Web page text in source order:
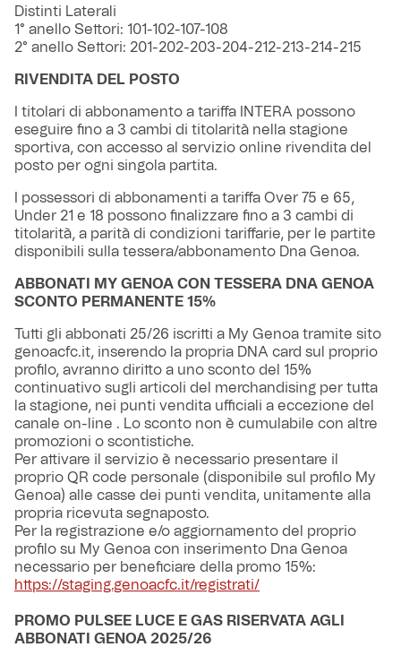
Distinti Laterali
1° anello Settori: 101-102-107-108
2° anello Settori: 201-202-203-204-212-213-214-215
RIVENDITA DEL POSTO
I titolari di abbonamento a tariffa INTERA possono
eseguire fino a 3 cambi di titolarità nella stagione
sportiva, con accesso al servizio online rivendita del
posto per ogni singola partita.
I possessori di abbonamenti a tariffa Over 75 e 65,
Under 21 e 18 possono finalizzare fino a 3 cambi di
titolarità, a parità di condizioni tariffarie, per le partite
disponibili sulla tessera/abbonamento Dna Genoa.
ABBONATI MY GENOA CON TESSERA DNA GENOA
SCONTO PERMANENTE 15%
Tutti gli abbonati 25/26 iscritti a My Genoa tramite sito
genoacfc.it, inserendo la propria DNA card sul proprio
profilo, avranno diritto a uno sconto del 15%
continuativo sugli articoli del merchandising per tutta
la stagione, nei punti vendita ufficiali a eccezione del
canale on-line . Lo sconto non è cumulabile con altre
promozioni o scontistiche.
Per attivare il servizio è necessario presentare il
proprio QR code personale (disponibile sul profilo My
Genoa) alle casse dei punti vendita, unitamente alla
propria ricevuta segnaposto.
Per la registrazione e/o aggiornamento del proprio
profilo su My Genoa con inserimento Dna Genoa
necessario per beneficiare della promo 15%:
https://staging.genoacfc.it/registrati/
PROMO PULSEE LUCE E GAS RISERVATA AGLI
ABBONATI GENOA 2025/26